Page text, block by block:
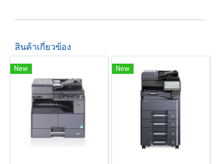
สินค้าเกี่ยวข้อง
New New